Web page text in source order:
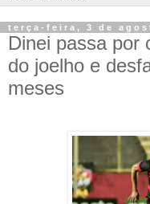
terça-feira, 3 de
Dinei passa por
do joelho e
meses